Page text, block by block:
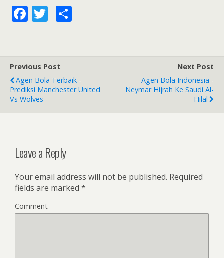
F
b
o
o
k
T
er
Previous Post
Agen Bola Terbaik -
Prediksi Manchester United
Vs Wolves
Next Post
Agen Bola Indonesia -
Neymar Hijrah Ke Saudi Al-
Hilal
Leave a Reply
Your email address will not be published. Required
fields are marked *
Comment